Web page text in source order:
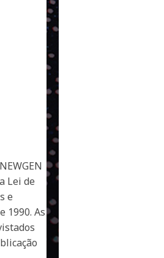
Lei de
e
1990. As
ESCALA, INCLUSÃO E
O
PERGUNTA
PROGRESSO PARA A
VIDA?
SMURFIT WESTROCK
PAPIRUS AMPLIA
LINHA COCO